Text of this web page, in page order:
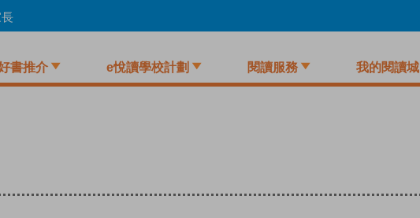
書推介 e悅讀學校計劃 閱讀服務 我的閱讀城